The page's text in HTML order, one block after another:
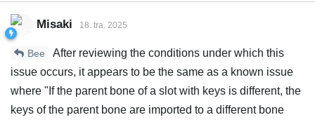
Misaki 18. tra. 2025
Bee
After reviewing the conditions under which this
issue occurs, it appears to be the same as a known issue
where "If the parent bone of a slot with keys is different, the
keys of the parent bone are imported to a different bone